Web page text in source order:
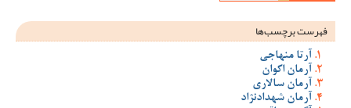
فهرست برچسب‌ها
آرتا منهاجی
آرمان اکوان
آرمان سالاری
آرمان شهدادنژاد